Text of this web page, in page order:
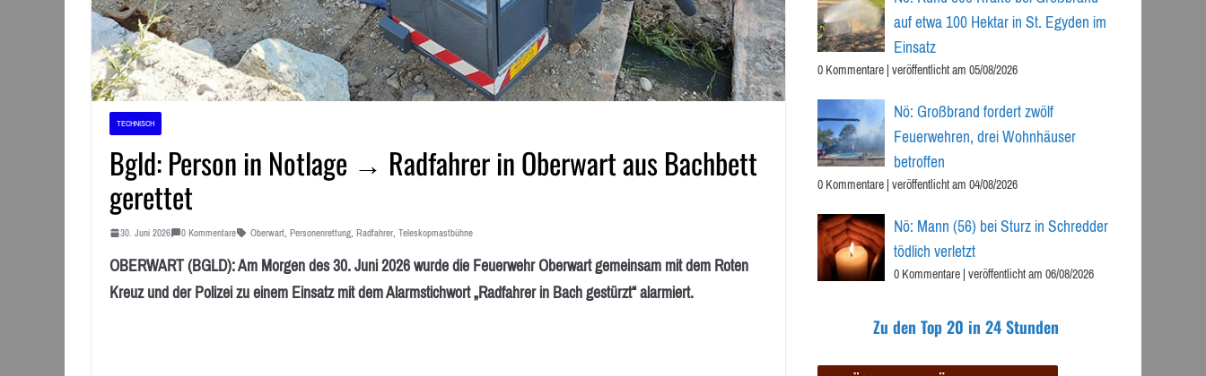
TECHNISCH
Bgld: Person in Notlage → Radfahrer in Oberwart aus Bachbett
gerettet
30. Juni 2026 0 Kommentare Oberwart, Personenrettung, Radfahrer, Teleskopmastbühne
OBERWART (BGLD): Am Morgen des 30. Juni 2026 wurde die Feuerwehr Oberwart gemeinsam mit dem Roten
Kreuz und der Polizei zu einem Einsatz mit dem Alarmstichwort „Radfahrer in Bach gestürzt“ alarmiert.
auf etwa 100 Hektar in St. Egyden im
Einsatz
0 Kommentare|veröffentlicht am 05/08/2026
Nö: Großbrand fordert zwölf
Feuerwehren, drei Wohnhäuser
betroffen
0 Kommentare|veröffentlicht am 04/08/2026
Nö: Mann (56) bei Sturz in Schredder
tödlich verletzt
0 Kommentare|veröffentlicht am 06/08/2026
Zu den Top 20 in 24 Stunden